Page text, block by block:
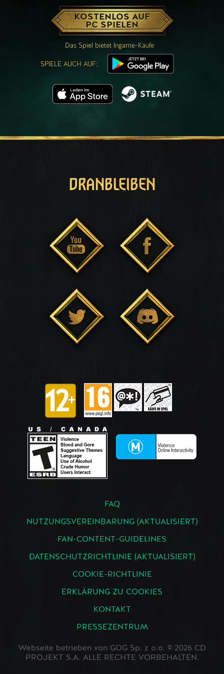
KOSTENLOS AUF
PC SPIELEN
Das Spiel bietet Ingame-Käufe
SPIELE AUCH AUF:
DRANBLEIBEN
FAQ
NUTZUNGSVEREINBARUNG (AKTUALISIERT)
FAN-CONTENT-GUIDELINES
DATENSCHUTZRICHTLINIE (AKTUALISIERT)
COOKIE-RICHTLINIE
ERKLÄRUNG ZU COOKIES
KONTAKT
PRESSEZENTRUM
Webseite betrieben von GOG Sp. z o.o. © 2026 CD
PROJEKT S.A. ALLE RECHTE VORBEHALTEN.